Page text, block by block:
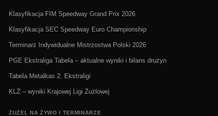
Klasyfikacja FIM Speedway Grand Prix 2026
Klasyfikacja SEC Speedway Euro Championship
Terminarz Indywidualne Mistrzostwa Polski 2026
PGE Ekstraliga Tabela – aktualne wyniki i bilans drużyn
Tabela Metalkas 2. Ekstraligi
KLŻ – wyniki Krajowej Ligi Żużlowej
ŻUŻEL NA ŻYWO I TERMINARZE